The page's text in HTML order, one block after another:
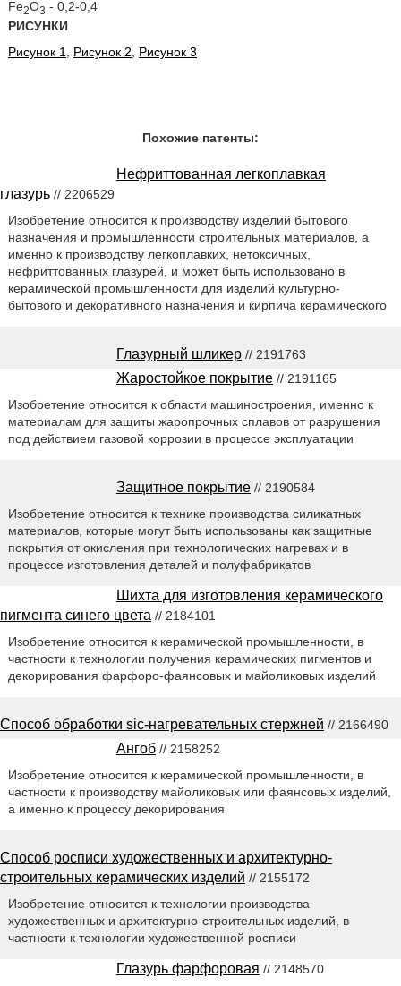
Fe2O3 - 0,2-0,4
РИСУНКИ
Рисунок 1
Рисунок 2 Рисунок 3
Похожие патенты:
Нефриттованная легкоплавкая
глазурь // 2206529
Изобретение относится к производству изделий бытового
назначения и промышленности строительных материалов, а
именно к производству легкоплавких, нетоксичных,
нефриттованных глазурей, и может быть использовано в
керамической промышленности для изделий культурно-
бытового и декоративного назначения и кирпича керамического
Глазурный шликер // 2191763
Жаростойкое покрытие // 2191165
Изобретение относится к области машиностроения, именно к
материалам для защиты жаропрочных сплавов от разрушения
под действием газовой коррозии в процессе эксплуатации
Защитное покрытие // 2190584
Изобретение относится к технике производства силикатных
материалов, которые могут быть использованы как защитные
покрытия от окисления при технологических нагревах и в
процессе изготовления деталей и полуфабрикатов
Шихта для изготовления керамического
пигмента синего цвета // 2184101
Изобретение относится к керамической промышленности, в
частности к технологии получения керамических пигментов и
декорирования фарфоро-фаянсовых и майоликовых изделий
Способ обработки sic-нагревательных стержней // 2166490
Ангоб // 2158252
Изобретение относится к керамической промышленности, в
частности к производству майоликовых или фаянсовых изделий,
а именно к процессу декорирования
Способ росписи художественных и архитектурно-
строительных керамических изделий // 2155172
Изобретение относится к технологии производства
художественных и архитектурно-строительных изделий, в
частности к технологии художественной росписи
Глазурь фарфоровая // 2148570